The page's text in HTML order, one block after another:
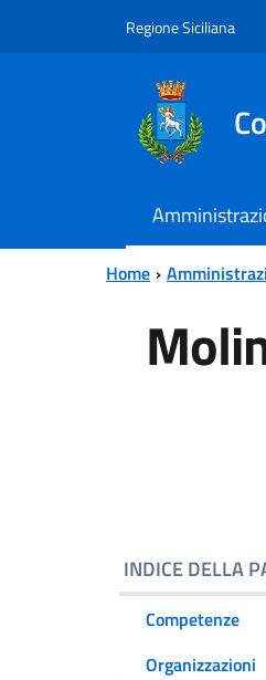
Regione Siciliana
Home
INDICE DELLA
Competenze
Organizzazioni